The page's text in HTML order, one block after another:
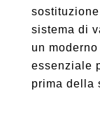
sistema di
un
essenziale
prima della